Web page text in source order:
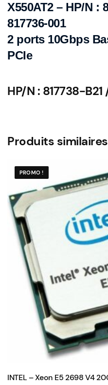
817738-
B21
/
817736-
001
X550AT2 – HP/N :
817736-001
2 ports 10Gbps
PCIe
HP/N : 817738-
Produits similaires
PROMO !
INTEL – Xeon E5 2698 V4